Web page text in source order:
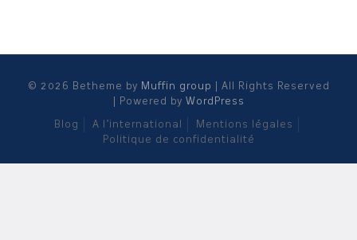
© 2026 Betheme by Muffin group
| All Rights Reserved
| Powered by WordPress
Blog A l’international
Mentions légales
Politique de confidentialité